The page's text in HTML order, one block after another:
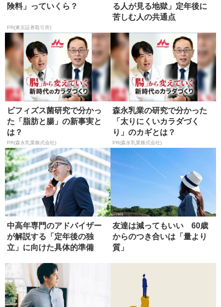
険料」っていくら？
PR(東京証券取引所)
る人が見る地獄」定年後に
苦しむ人の共通点
ビフィズス菌研究で分かっ
た「脂肪と腸」の新事実と
は？
PR(森永乳業株式会社)
森永乳業の研究で分かった
「太りにくいカラダづく
り」のカギとは？
PR(森永乳業株式会社)
中高年専門のアドバイザー
が解説する「定年後の独
立」に向けた具体的準備
友達は減ってもいい 60歳
からのつき合いは「量より
質」